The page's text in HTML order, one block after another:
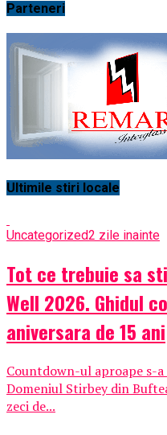
Parteneri
Ultimile stiri locale
Uncategorized2 zile inainte
Tot ce trebuie sa
Well 2026. Ghidul
aniversara de 15 ani
Countdown-ul aproape s-
Domeniul Stirbey din
zeci de...